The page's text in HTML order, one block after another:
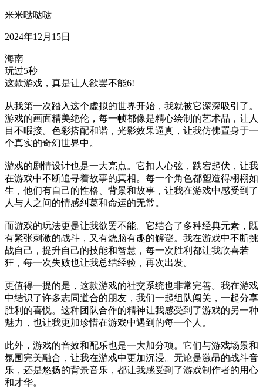
米米哒哒哒
2024年12月15日
海南
玩过5秒
这款游戏，真是让人欲罢不能6!
从我第一次踏入这个虚拟的世界开始，我就被它深深吸引了。
游戏的画面精美绝伦，每一帧都像是精心绘制的艺术品，让人
目不暇接。色彩搭配和谐，光影效果逼真，让我仿佛置身于一
个真实的奇幻世界中。
游戏的剧情设计也是一大亮点。它扣人心弦，跌宕起伏，让我
在游戏中不断追寻着故事的真相。每一个角色都塑造得栩栩如
生，他们有自己的性格、背景和故事，让我在游戏中感受到了
人与人之间的情感纠葛和命运的无常。
而游戏的玩法更是让我欲罢不能。它结合了多种经典元素，既
有紧张刺激的战斗，又有烧脑有趣的解谜。我在游戏中不断挑
战自己，提升自己的技能和智慧，每一次胜利都让我欣喜若
狂，每一次失败也让我总结经验，再次出发。
更值得一提的是，这款游戏的社交系统也非常完善。我在游戏
中结识了许多志同道合的朋友，我们一起组队闯关，一起分享
胜利的喜悦。这种团队合作的精神让我感受到了游戏的另一种
魅力，也让我更加珍惜在游戏中遇到的每一个人。
此外，游戏的音效和配乐也是一大加分项。它们与游戏场景和
氛围完美融合，让我在游戏中更加沉浸。无论是激昂的战斗音
乐，还是悠扬的背景音乐，都让我感受到了游戏制作者的用心
和才华。